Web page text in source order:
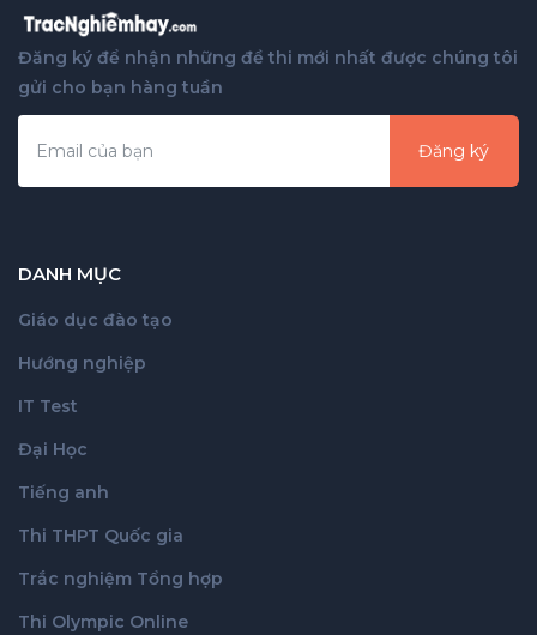
Đăng ký để nhận những đề thi mới nhất được chúng tôi
gửi cho bạn hàng tuần
Đăng ký
DANH MỤC
Giáo dục đào tạo
Hướng nghiệp
IT Test
Đại Học
Tiếng anh
Thi THPT Quốc gia
Trắc nghiệm Tổng hợp
Thi Olympic Online